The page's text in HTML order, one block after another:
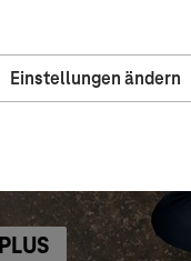
Einstellungen ändern